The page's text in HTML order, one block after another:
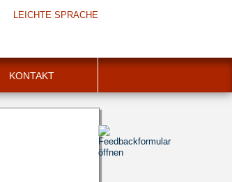
LEICHTE SPRACHE
KONTAKT